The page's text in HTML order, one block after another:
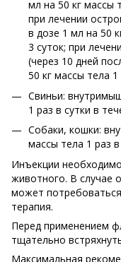
мл на 50 кг массы
при лечении
в дозе 1 мл на 50
3 суток; при
(через 10 дней
50 кг массы тела 1
Свиньи:
1 раз в сутки в
Собаки, кошки:
массы тела 1 раз
Инъекции
животного. В случае
может
терапия.
Перед применением
тщательно
Максимальная